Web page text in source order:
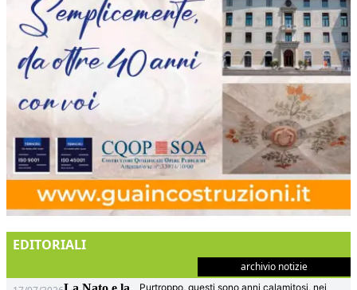
EDITORIALI
archivio notizie
Purtroppo, questi sono anni calamitosi, nei